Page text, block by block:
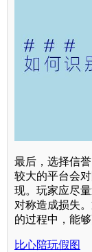
最后，选择信
较大的平台会
现。玩家应尽
对称造成损失
的过程中，能
比心陪玩假图